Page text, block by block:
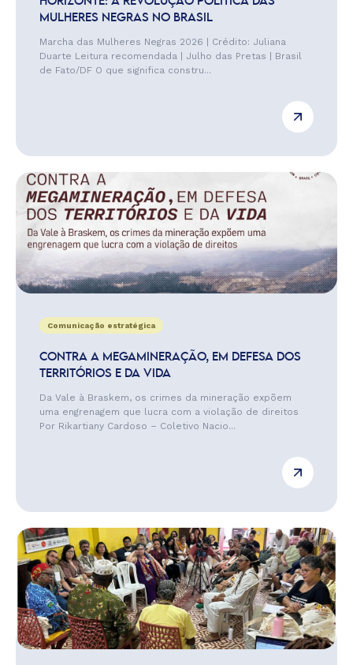
MULHERES NEGRAS NO BRASIL
Marcha das Mulheres Negras 2026 | Crédito: Juliana
Duarte Leitura recomendada | Julho das Pretas | Brasil
de Fato/DF O que significa constru...
Comunicação estratégica
CONTRA A MEGAMINERAÇÃO, EM DEFESA DOS
TERRITÓRIOS E DA VIDA
Da Vale à Braskem, os crimes da mineração expõem
uma engrenagem que lucra com a violação de direitos
Por Rikartiany Cardoso – Coletivo Nacio...